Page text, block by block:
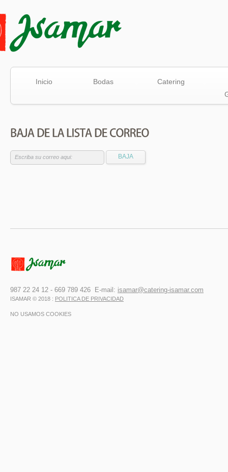
Inicio Bodas Catering
987 22 24 12 - 669 789 426 E-mail: isamar@catering-isamar.com
ISAMAR © 2018 : POLITICA DE PRIVACIDAD
NO USAMOS COOKIES